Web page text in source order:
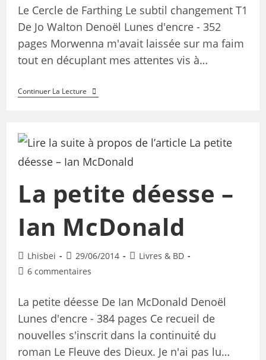
Le Cercle de Farthing Le subtil changement T1
De Jo Walton Denoël Lunes d'encre - 352
pages Morwenna m'avait laissée sur ma faim
tout en décuplant mes attentes vis à…
Continuer La Lecture
La petite déesse –
Ian McDonald
Lhisbei 29/06/2014
Livres & BD
6 commentaires
La petite déesse De Ian McDonald Denoël
Lunes d'encre - 384 pages Ce recueil de
nouvelles s'inscrit dans la continuité du
roman Le Fleuve des Dieux. Je n'ai pas lu…